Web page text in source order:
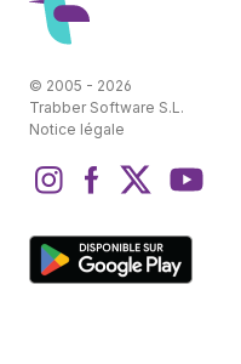
© 2005 - 2026
Trabber Software S.L.
Notice légale